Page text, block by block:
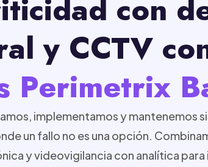
con
y CCTV
Perimetrix
implementamos y mantenemos
un fallo no es una opción.
y videovigilancia con analítica